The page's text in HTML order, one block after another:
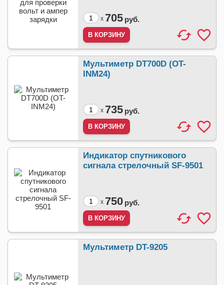
x 705 руб.
Мультиметр DT700D (OT-
INM24)
x 735 руб.
Индикатор спутникового
сигнала стрелочный SF-9501
x 750 руб.
Мультиметр DT-9205